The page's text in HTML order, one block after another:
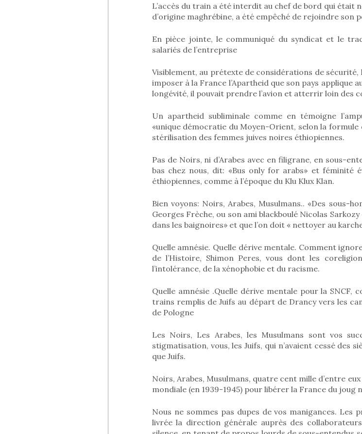
L’accès du train a été interdit au chef de bord qui était
d’origine maghrébine, a été empêché de rejoindre son
En pièce jointe, le communiqué du syndicat et le
salariés de l’entreprise
Visiblement, au prétexte de considérations de sécurité,
imposer à la France l’Apartheid que son pays applique
longévité, il pouvait prendre l’avion et atterrir loin des
Un apartheid subliminale comme en témoigne
«unique démocratie du Moyen-Orient, selon la formule
stérilisation des femmes juives noires éthiopiennes.
Pas de Noirs, ni d’Arabes avec en filigrane, en sous-
bas chez nous, dit: «Bus only for arabs» et féminité
éthiopiennes, comme à l’époque du Klu Klux Klan.
Bien voyons: Noirs, Arabes, Musulmans.. «Des sous-
Georges Frèche, ou son ami blackboulé Nicolas
dans les baignoires» et que l’on doit « nettoyer au
Quelle amnésie. Quelle dérive mentale. Comment
de l’Histoire, Shimon Peres, vous dont les
l’intolérance, de la xénophobie et du racisme.
Quelle amnésie .Quelle dérive mentale pour la SNCF,
trains remplis de Juifs au départ de Drancy vers les
de Pologne
Les Noirs, Les Arabes, les Musulmans sont vos
stigmatisation, vous, les Juifs, qui n’avaient cessé des
que Juifs.
Noirs, Arabes, Musulmans, quatre cent mille d’entre
mondiale (en 1939-1945) pour libérer la France du
Nous ne sommes pas dupes de vos manigances. Les
livrée la direction générale auprès des